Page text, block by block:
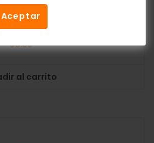
AceptarVirgen Saffy 1L
RICOS
$9.00
al carrito